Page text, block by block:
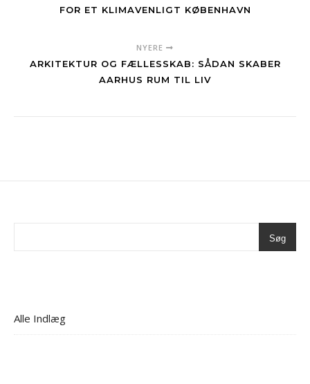
FOR ET KLIMAVENLIGT KØBENHAVN
NYERE
ARKITEKTUR OG FÆLLESSKAB: SÅDAN SKABER
AARHUS RUM TIL LIV
Søg
Alle Indlæg